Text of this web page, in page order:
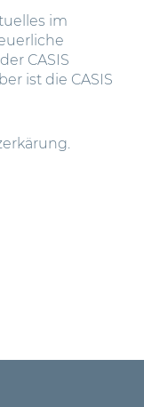
im
CASIS
ist die CASIS